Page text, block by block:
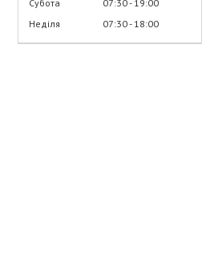
Субота
07:30 19:00
Неділя
07:30 18:00